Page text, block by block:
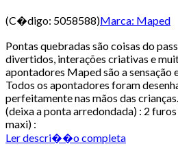
(C�digo: 5058588)Marca: Maped
Pontas quebradas são coisas do
divertidos, interações criativas e
apontadores Maped são a sensação
Todos os apontadores foram
perfeitamente nas mãos das
(deixa a ponta arredondada) : 2
maxi) :
Ler descri��o completa